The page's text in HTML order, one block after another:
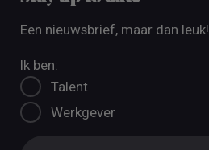
Een nieuwsbrief, maar dan leuk!
Ik ben:
Talent
Werkgever